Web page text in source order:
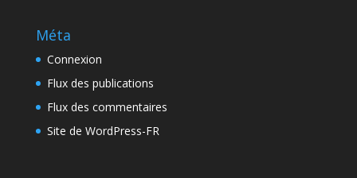
Méta
Connexion
Flux des publications
Flux des commentaires
Site de WordPress-FR